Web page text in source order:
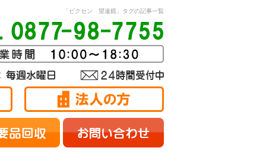
「ビクセン 望遠鏡」タグの記事一覧